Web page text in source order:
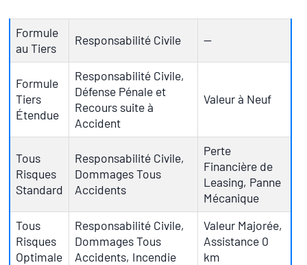
Formule
au Tiers
Responsabilité Civile —
Formule
Tiers
Étendue
Responsabilité Civile,
Défense Pénale et
Recours suite à
Accident
Valeur à Neuf
Tous
Risques
Standard
Responsabilité Civile,
Dommages Tous
Accidents
Perte
Financière de
Leasing, Panne
Mécanique
Tous
Risques
Optimale
Responsabilité Civile,
Dommages Tous
Accidents, Incendie
Valeur Majorée,
Assistance 0
km